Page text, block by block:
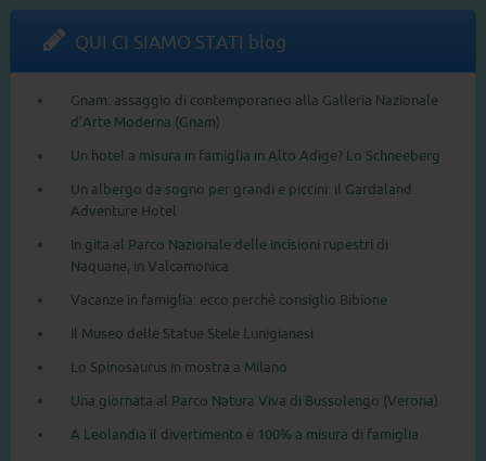
QUI CI SIAMO STATI blog
Gnam: assaggio di contemporaneo alla Galleria Nazionale
d’Arte Moderna (Gnam)
Un hotel a misura in famiglia in Alto Adige? Lo Schneeberg
Un albergo da sogno per grandi e piccini: il Gardaland
Adventure Hotel
In gita al Parco Nazionale delle incisioni rupestri di
Naquane, in Valcamonica
Vacanze in famiglia: ecco perché consiglio Bibione
Il Museo delle Statue Stele Lunigianesi
Lo Spinosaurus in mostra a Milano
Una giornata al Parco Natura Viva di Bussolengo (Verona)
A Leolandia il divertimento è 100% a misura di famiglia